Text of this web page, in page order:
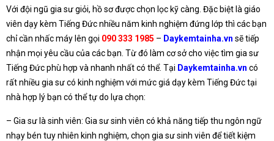
Với đội ngũ gia sư giỏi, hồ sơ được chọn lọc kỹ càng. Đặc biệt là giáo
viên dạy kèm Tiếng Đức nhiều năm kinh nghiệm đứng lớp thì các bạn
chỉ cần nhấc máy lên gọi 090 333 1985 – Daykemtainha.vn sẽ tiếp
nhận mọi yêu cầu của các bạn. Từ đó làm cơ sở cho việc tìm gia sư
Tiếng Đức phù hợp và nhanh nhất có thể. Tại Daykemtainha.vn có
rất nhiều gia sư có kinh nghiệm với mức giá dạy kèm Tiếng Đức tại
nhà hợp lý bạn có thể tự do lựa chọn:
– Gia sư là sinh viên: Gia sư sinh viên có khả năng tiếp thu ngôn ngữ
nhạy bén tuy nhiên kinh nghiệm, chọn gia sư sinh viên để tiết kiệm